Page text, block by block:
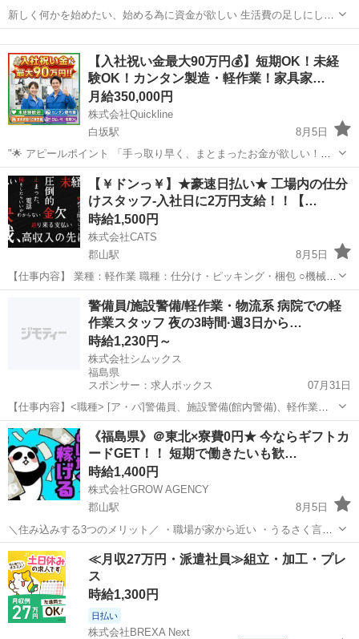
新しく何かを始めたい、始める為に資金が欲しい 生活費の足しにした
い、貯金をしたい 色々な事情でお金を稼ぎたい方！ お金に困ったら相
談してください！ 南相馬での勤務可能な方募集してます。 簡単な警備
作業なのでどなたにもおす...【入社祝い金最大90万円💰】短期OK！未経
験OK！カンタン製造・軽作業！家具家…
月給350,000円
株式会社Quickline
白坂駅
8月5日
"🌟 アピールポイント 「手っ取り早く、まとまったお金が欲しい！」
「今の生活を抜け出して、すぐにでも新生活を始めたい！」 そんなあ
なたの願い、ここで叶えませんか？🤝✨ 全国2万件以上の圧倒的な求人
数の中から、あ...
福島 福島市 白坂駅 工場 時給
【￥ドンっ￥】★豪速日払い★ 工場内の仕分
けスタッフ-入社日に2万円支給！！【…
時給1,500円
株式会社CATS
郡山駅
8月5日
【仕事内容】 業種：軽作業 職種：仕分け・ピッキング・梱包 ○機械部
品の仕分け、運搬、組み立て、加工OP、検査、梱包をお任せします◎
マニュアルがあるからすぐに覚えられちゃう！ 扱う部品の重さ
は。。。...
郡山市 郡山駅 工場 スタッフ
警備員/施設警備/軽作業・物流系 病院での軽
作業スタッフ 夜の3時間·週3日から…
時給1,230円～
株式会社シムックス
福島県
スポンサー：求人ボックス
07月31日
【仕事内容】<職種> [ア・パ]警備員、施設警備(館内警備)、軽作業・
物流その他 <雇用形態> アルバイト・パート <給与> [ア・パ]時給
1,230円～ 交通費:一部支給 時給:1230円 交通費別途支給 昇給制度あり
深夜手当...
アルバイト・パート
《福島県》＠東北×寮費0円★ 今ならギフトカ
ードGET！！ 短期で働きたいも歓…
時給1,400円
株式会社GROW AGENCY
郡山駅
8月5日
＼住み込みする3つのメリット／ ・職場が家から近い ・うるさく言っ
てくる親がいない快適空間 ・なんといっても無料で住める 今だけ限
定！ 住み込み応援キャンペーン開催中+.ｄ(･∀・*)♪ﾟ+.ﾟ ...
福島 郡山市 郡山駅 工場 時給
≪月収27万円・派遣社員≫組立・加工・プレ
ス
時給1,300円
日払い
株式会社BREXA Next